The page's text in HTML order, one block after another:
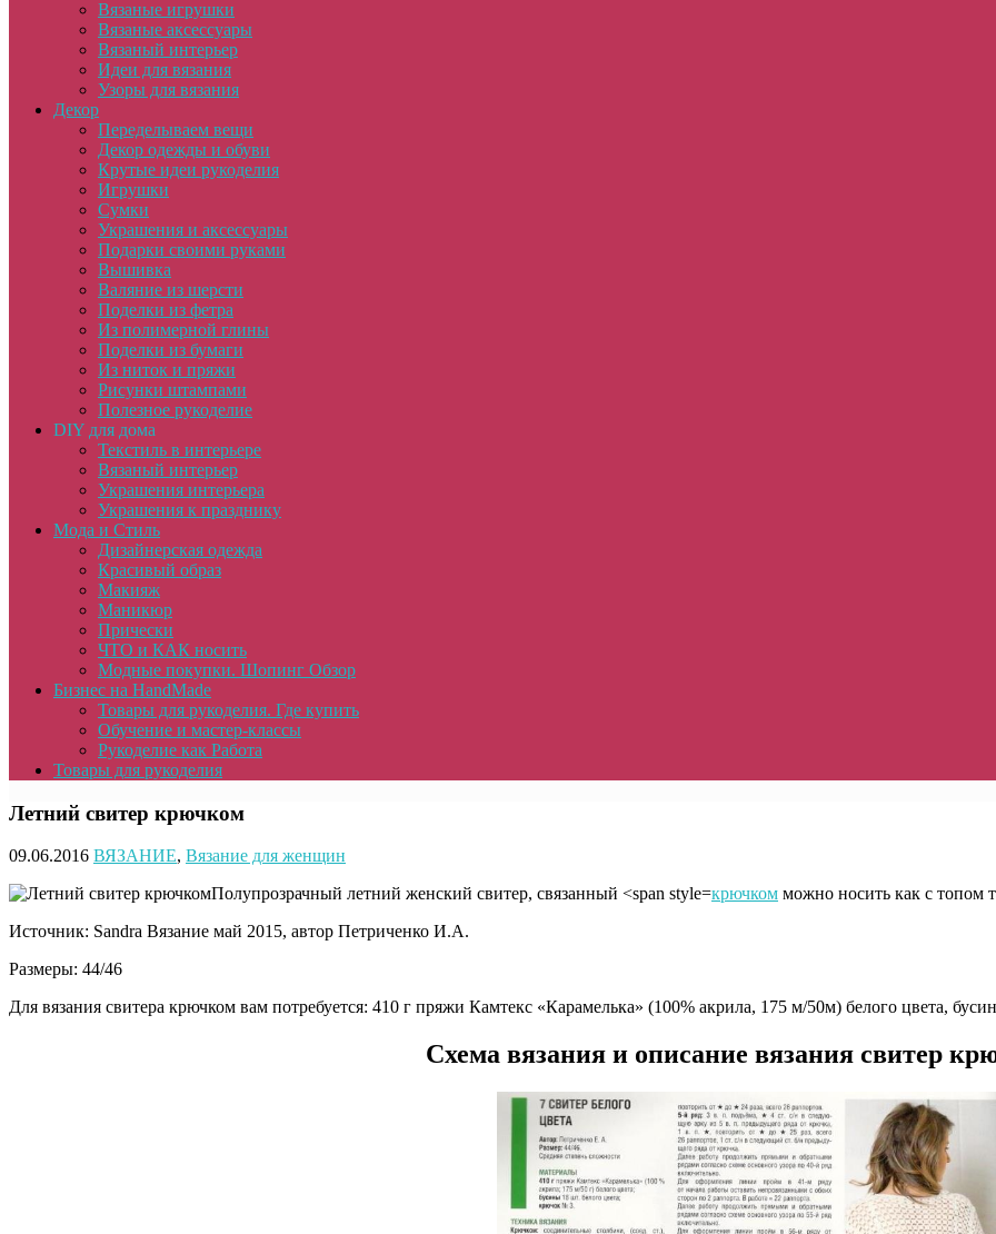
Вязаные игрушки
Вязаные аксессуары
Вязаный интерьер
Идеи для вязания
Узоры для вязания
Декор
Переделываем вещи
Декор одежды и обуви
Крутые идеи рукоделия
Игрушки
Сумки
Украшения и аксессуары
Подарки своими руками
Вышивка
Валяние из шерсти
Поделки из фетра
Из полимерной глины
Поделки из бумаги
Из ниток и пряжи
Рисунки штампами
Полезное рукоделие
DIY для дома
Текстиль в интерьере
Вязаный интерьер
Украшения интерьера
Украшения к празднику
Мода и Стиль
Дизайнерская одежда
Красивый образ
Макияж
Маникюр
Прически
ЧТО и КАК носить
Модные покупки. Шопинг Обзор
Бизнес на HandMade
Товары для рукоделия. Где купить
Обучение и мастер-классы
Рукоделие как Работа
Товары для рукоделия
Летний свитер крючком
09.06.2016 ВЯЗАНИЕ, Вязание для женщин
Полупрозрачный летний женский свитер, связанный <span style=крючком можно носить как с топом
Источник: Sandra Вязание май 2015, автор Петриченко И.А.
Размеры: 44/46
Для вязания свитера крючком вам потребуется: 410 г пряжи Камтекс «Карамелька» (100% акрила, 175 м/50м) белого цвета,
Схема вязания и описание вязания свитер